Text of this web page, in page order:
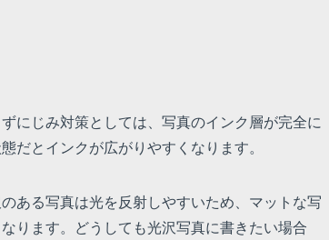
にじみ対策としては、写真のインク層が完全に
だとインクが広がりやすくなります。
ある写真は光を反射しやすいため、マットな写
ります。どうしても光沢写真に書きたい場合